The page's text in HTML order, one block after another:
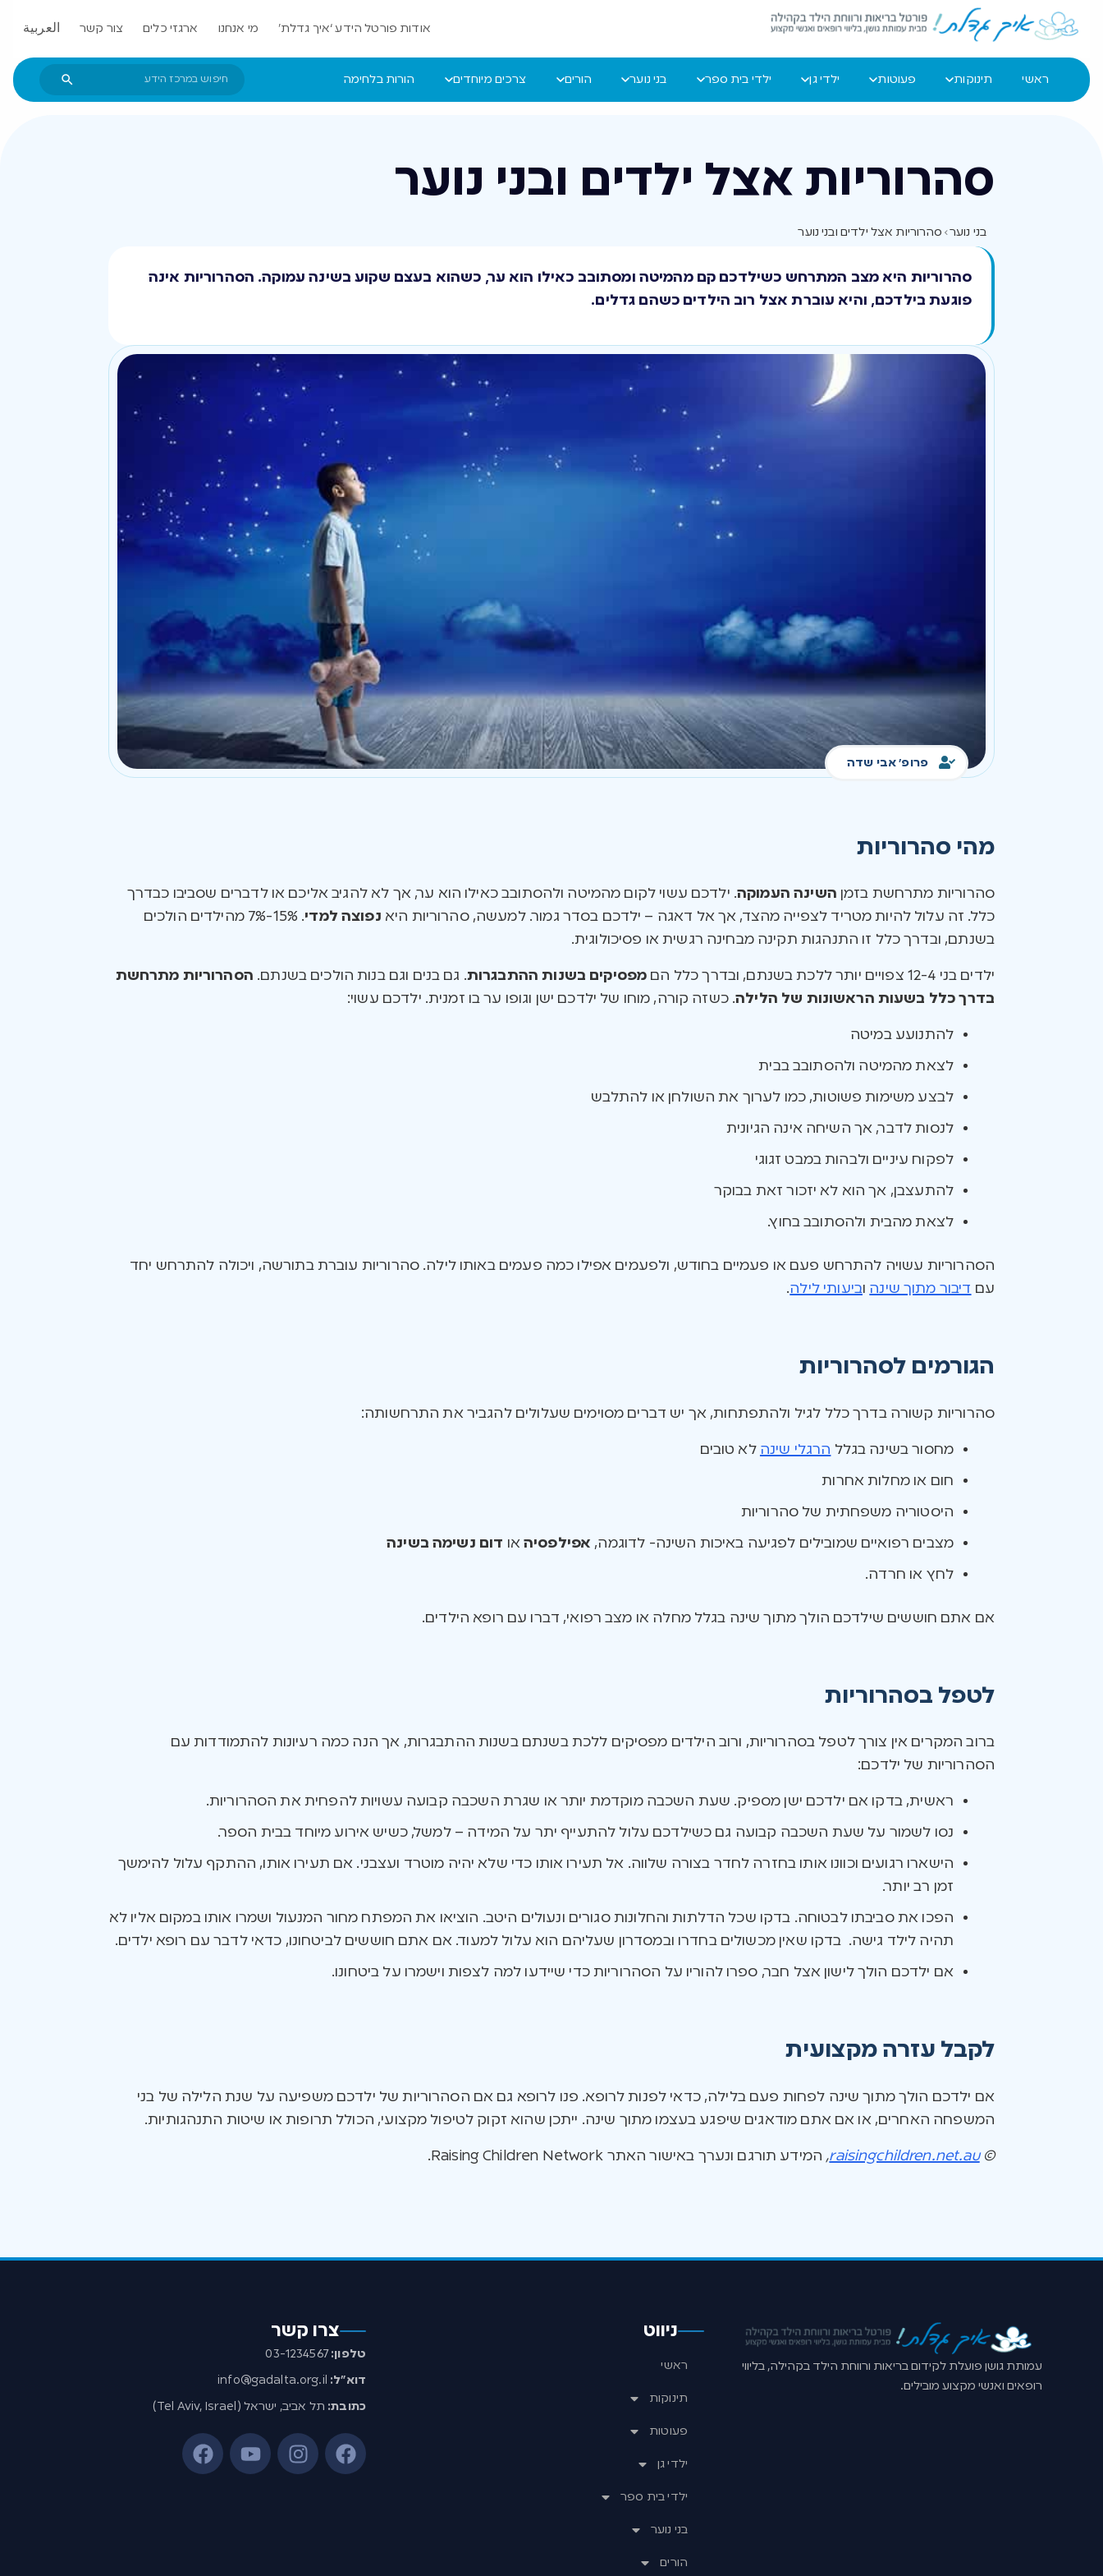
אודות פורטל הידע ‘איך גדלת’ מי אנחנו ארגזי כלים צור קשר العربية
ראשי תינוקות פעוטות ילדי גן ילדי בית ספר בני נוער הורים צרכים מיוחדים הורות בלחימה
סהרוריות אצל ילדים ובני נוער
בני נוער› סהרוריות אצל ילדים ובני נוער
סהרוריות היא מצב המתרחש כשילדכם קם מהמיטה ומסתובב כאילו הוא ער, כשהוא בעצם שקוע בשינה עמוקה. הסהרוריות אינה
פוגעת בילדכם, והיא עוברת אצל רוב הילדים כשהם גדלים.
פרופ' אבי שדה
מהי סהרוריות
סהרוריות מתרחשת בזמן השינה העמוקה. ילדכם עשוי לקום מהמיטה ולהסתובב כאילו הוא ער, אך לא להגיב אליכם או לדברים שסביבו כבדרך
כלל. זה עלול להיות מטריד לצפייה מהצד, אך אל דאגה – ילדכם בסדר גמור. למעשה, סהרוריות היא נפוצה למדי
. 15%-7% מהילדים הולכים
בשנתם, ובדרך כלל זו התנהגות תקינה מבחינה רגשית או פסיכולוגית.
ילדים בני 12-4 צפויים יותר ללכת בשנתם, ובדרך כלל הם מפסיקים בשנות ההתבגרות. גם בנים וגם בנות הולכים בשנתם. הסהרוריות מתרחשת
בדרך כלל בשעות הראשונות של הלילה. כשזה קורה, מוחו של ילדכם ישן וגופו ער בו זמנית. ילדכם עשוי:
להתנועע במיטה
לצאת מהמיטה ולהסתובב בבית
לבצע משימות פשוטות, כמו לערוך את השולחן או להתלבש
לנסות לדבר, אך השיחה אינה הגיונית
לפקוח עיניים ולבהות במבט זגוגי
להתעצבן, אך הוא לא יזכור זאת בבוקר
לצאת מהבית ולהסתובב בחוץ.
הסהרוריות עשויה להתרחש פעם או פעמיים בחודש, ולפעמים אפילו כמה פעמים באותו לילה. סהרוריות עוברת בתורשה, ויכולה להתרחש יחד
עם דיבור מתוך שינה וביעותי לילה.
הגורמים לסהרוריות
סהרוריות קשורה בדרך כלל לגיל ולהתפתחות, אך יש דברים מסוימים שעלולים להגביר את התרחשותה:
מחסור בשינה בגלל הרגלי שינה לא טובים
חום או מחלות אחרות
היסטוריה משפחתית של סהרוריות
מצבים רפואיים שמובילים לפגיעה באיכות השינה- לדוגמה, אפילפסיה או דום נשימה בשינה
לחץ או חרדה.
אם אתם חוששים שילדכם הולך מתוך שינה בגלל מחלה או מצב רפואי, דברו עם רופא הילדים.
לטפל בסהרוריות
ברוב המקרים אין צורך לטפל בסהרוריות, ורוב הילדים מפסיקים ללכת בשנתם בשנות ההתבגרות, אך הנה כמה רעיונות להתמודדות עם
הסהרוריות של ילדכם:
ראשית, בדקו אם ילדכם ישן מספיק. שעת השכבה מוקדמת יותר או שגרת השכבה קבועה עשויות להפחית את הסהרוריות.
נסו לשמור על שעת השכבה קבועה גם כשילדכם עלול להתעייף יתר על המידה – למשל, כשיש אירוע מיוחד בבית הספר.
הישארו רגועים וכוונו אותו בחזרה לחדר בצורה שלווה. אל תעירו אותו כדי שלא יהיה מוטרד ועצבני. אם תעירו אותו, ההתקף עלול להימשך
זמן רב יותר.
הפכו את סביבתו לבטוחה. בדקו שכל הדלתות והחלונות סגורים ונעולים היטב. הוציאו את המפתח מחור המנעול ושמרו אותו במקום אליו לא
תהיה לילד גישה. בדקו שאין מכשולים בחדרו ובמסדרון שעליהם הוא עלול למעוד. אם אתם חוששים לביטחונו, כדאי לדבר עם רופא ילדים.
אם ילדכם הולך לישון אצל חבר, ספרו להוריו על הסהרוריות כדי שיידעו למה לצפות וישמרו על ביטחונו.
לקבל עזרה מקצועית
אם ילדכם הולך מתוך שינה לפחות פעם בלילה, כדאי לפנות לרופא. פנו לרופא גם אם הסהרוריות של ילדכם משפיעה על שנת הלילה של בני
המשפחה האחרים, או אם אתם מודאגים שיפגע בעצמו מתוך שינה. ייתכן שהוא זקוק לטיפול מקצועי, הכולל תרופות או שיטות התנהגותיות.
©
raisingchildren.net.au
, המידע תורגם ונערך באישור האתר Raising Children Network.
עמותת גושן פועלת לקידום בריאות ורווחת הילד בקהילה, בליווי
רופאים ואנשי מקצוע מובילים.
ניווט
ראשי
תינוקות
פעוטות
ילדי גן
ילדי בית ספר
בני נוער
הורים
צרו קשר
טלפון:03-1234567
דוא”ל: info@gadalta.org.il
כתובת: תל אביב, ישראל (Tel Aviv, Israel)